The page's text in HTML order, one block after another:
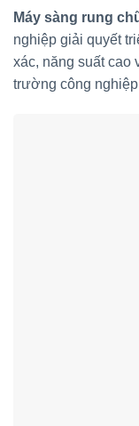
Máy sàng rung
nghiệp giải quyết
xác, năng suất cao
trường công